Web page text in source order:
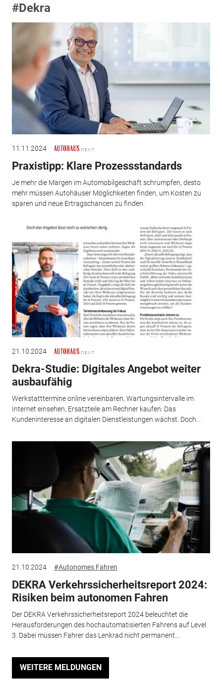
#Dekra
11.11.2024
Praxistipp: Klare Prozessstandards
Je mehr die Margen im Automobilgeschäft schrumpfen, desto
mehr müssen Autohäuser Möglichkeiten finden, um Kosten zu
sparen und neue Ertragschancen zu finden.
21.10.2024
Dekra-Studie: Digitales Angebot weiter
ausbaufähig
Werkstatttermine online vereinbaren, Wartungsintervalle im
Internet einsehen, Ersatzteile am Rechner kaufen: Das
Kundeninteresse an digitalen Dienstleistungen wächst. Doch...
21.10.2024 #Autonomes Fahren
DEKRA Verkehrssicherheitsreport 2024:
Risiken beim autonomen Fahren
Der DEKRA Verkehrssicherheitsreport 2024 beleuchtet die
Herausforderungen des hochautomatisierten Fahrens auf Level
3. Dabei müssen Fahrer das Lenkrad nicht permanent...
WEITERE MELDUNGEN